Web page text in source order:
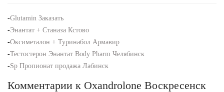
-Glutamin Заказать
-Энантат + Станаза Кстово
-Оксиметалон + Туринабол Армавир
-Тестостерон Энантат Body Pharm Челябинск
-Sp Пропионат продажа Лабинск
Комментарии к Oxandrolone Воскресенск